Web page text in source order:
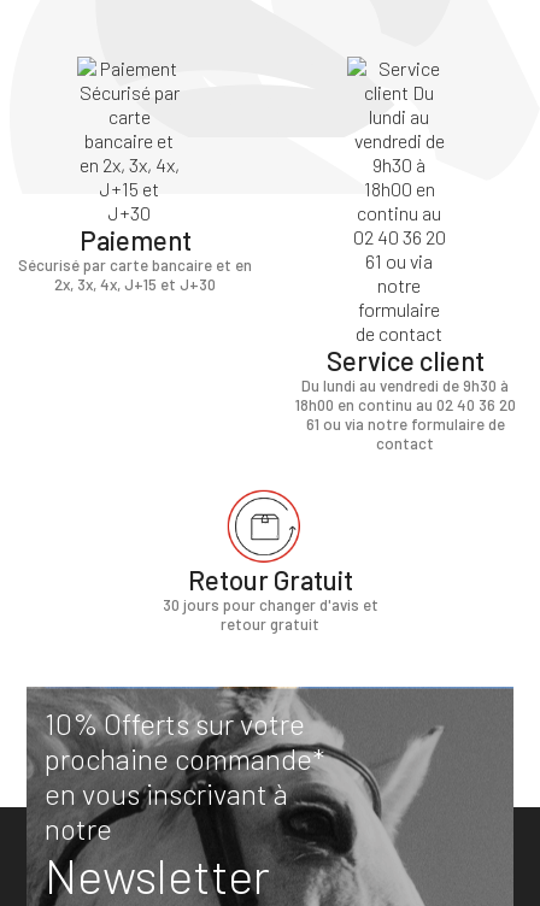
Paiement
Sécurisé par carte bancaire et en
2x, 3x, 4x, J+15 et J+30
Service client
Du lundi au vendredi de 9h30 à
18h00 en continu au 02 40 36 20
61 ou via notre formulaire de
contact
Retour Gratuit
30 jours pour changer d'avis et
retour gratuit
10% Offerts sur votre
prochaine commande*
en vous inscrivant à
notre
Newsletter